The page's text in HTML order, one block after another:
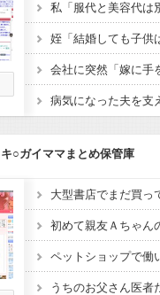
キ○ガイママまとめ保管庫